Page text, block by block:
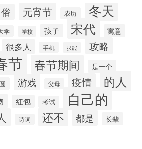
元宵节 农历 冬天
学 学校 孩子 宋代 寓意
很多人 手机 技能 攻略
节 春节期间 是一个
游戏 父母 疫情 的人
红包 考试 自己的
诗词 还不 都是 长辈